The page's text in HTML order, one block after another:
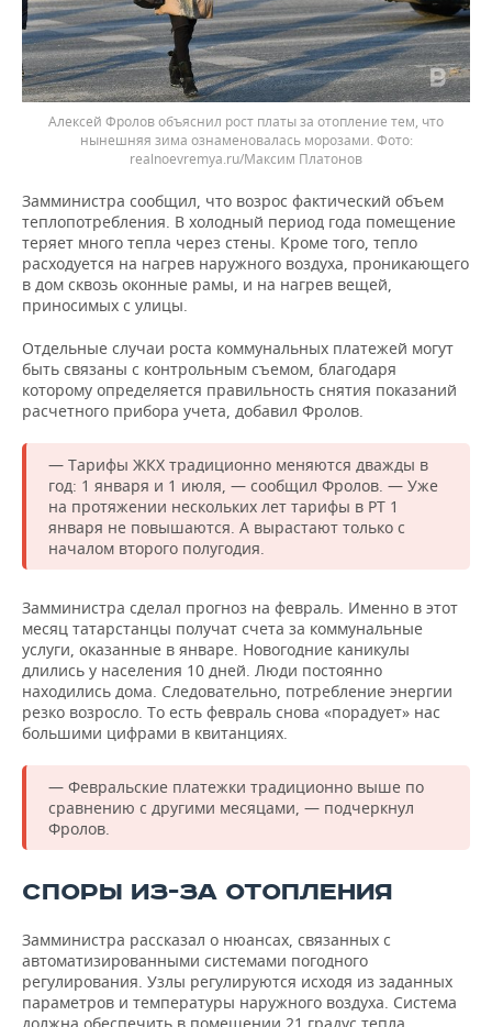
Алексей Фролов объяснил рост платы за отопление тем, что
нынешняя зима ознаменовалась морозами.
realnoevremya.ru/Максим Платонов
Замминистра сообщил, что возрос фактический объем
теплопотребления. В холодный период года помещение
теряет много тепла через стены. Кроме того, тепло
расходуется на нагрев наружного воздуха, проникающего
в дом сквозь оконные рамы, и на нагрев вещей,
приносимых с улицы.
Отдельные случаи роста коммунальных платежей могут
быть связаны с контрольным съемом, благодаря
которому определяется правильность снятия показаний
расчетного прибора учета, добавил Фролов.
— Тарифы ЖКХ традиционно меняются дважды в
год: 1 января и 1 июля, — сообщил Фролов. — Уже
на протяжении нескольких лет тарифы в РТ 1
января не повышаются. А вырастают только с
началом второго полугодия.
Замминистра сделал прогноз на февраль. Именно в этот
месяц татарстанцы получат счета за коммунальные
услуги, оказанные в январе. Новогодние каникулы
длились у населения 10 дней. Люди постоянно
находились дома. Следовательно, потребление энергии
резко возросло. То есть февраль снова «порадует» нас
большими цифрами в квитанциях.
— Февральские платежки традиционно выше по
сравнению с другими месяцами, — подчеркнул
Фролов.
СПОРЫ ИЗ-ЗА ОТОПЛЕНИЯ
Замминистра рассказал о нюансах, связанных с
автоматизированными системами погодного
регулирования. Узлы регулируются исходя из заданных
параметров и температуры наружного воздуха. Система